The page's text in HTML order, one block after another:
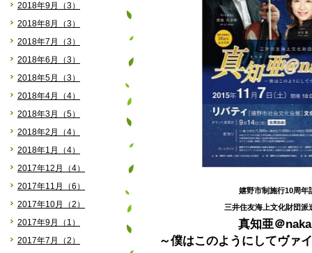
2018年9月（3）
2018年8月（3）
2018年7月（3）
2018年6月（3）
2018年5月（3）
2018年4月（4）
2018年3月（5）
2018年2月（4）
2018年1月（4）
2017年12月（4）
2017年11月（6）
2017年10月（2）
2017年9月（1）
2017年7月（2）
嬉野市制施行10周年
三井住友海上文化財団派
真知亜＠
～僕はこのようにしてヴァ